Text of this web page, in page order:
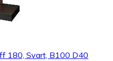
180, Svart, B100 D40